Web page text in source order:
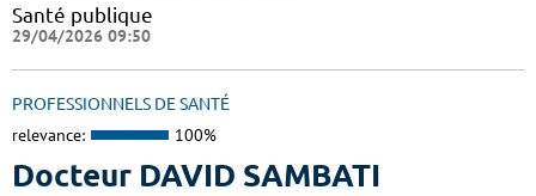
Santé publique
29/04/2026 09:50
PROFESSIONNELS DE SANTÉ
relevance: 100%
Docteur DAVID SAMBATI